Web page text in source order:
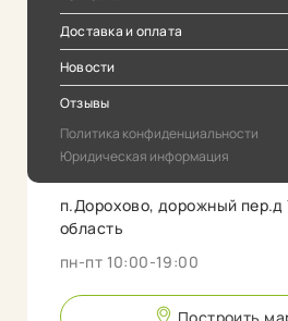
Доставка и оплата
Новости
Отзывы
Политика конфиденциальности
Юридическая информация
п.Дорохово, дорожный пер.д
область
пн-пт 10:00-19:00